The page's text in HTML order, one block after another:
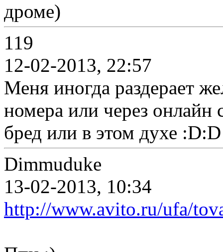
дроме)
119
12-02-2013, 22:57
Меня иногда раздерает
номера или через онлайн
бред или в этом духе :D:D
Dimmuduke
13-02-2013, 10:34
http://www.avito.ru/ufa/